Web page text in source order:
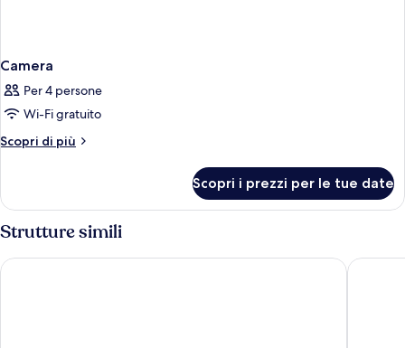
Camera
Per 4 persone
Wi-Fi gratuito
Scopri di più
Altri
Scopri i prezzi per le tue date
Strutture simili
Premier Inn Lübeck City Centre Premier